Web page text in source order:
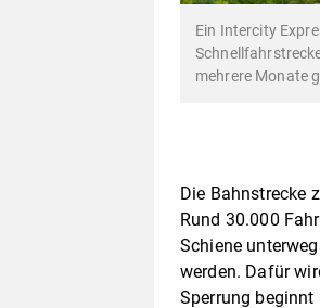
Ein Intercity
mehrere Monate
Die Bahnstrecke
Rund 30.000
Schiene
werden. Dafür
Sperrung beginnt